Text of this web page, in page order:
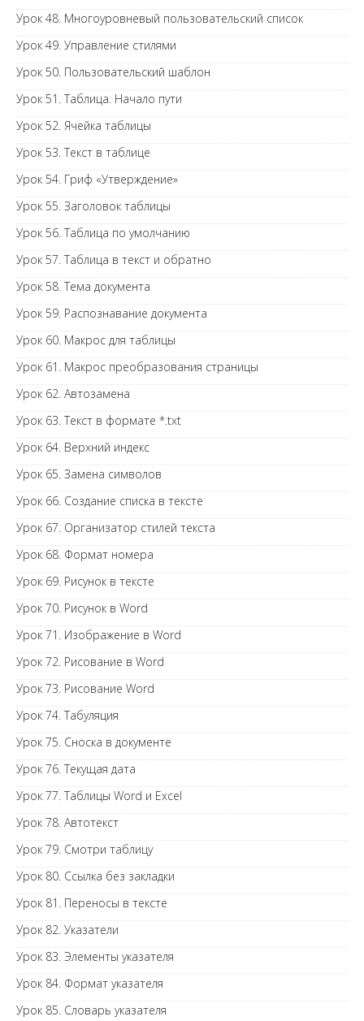
Урок 48. Многоуровневый пользовательский список
Урок 49. Управление стилями
Урок 50. Пользовательский шаблон
Урок 51. Таблица. Начало пути
Урок 52. Ячейка таблицы
Урок 53. Текст в таблице
Урок 54. Гриф «Утверждение»
Урок 55. Заголовок таблицы
Урок 56. Таблица по умолчанию
Урок 57. Таблица в текст и обратно
Урок 58. Тема документа
Урок 59. Распознавание документа
Урок 60. Макрос для таблицы
Урок 61. Макрос преобразования страницы
Урок 62. Автозамена
Урок 63. Текст в формате *.txt
Урок 64. Верхний индекс
Урок 65. Замена символов
Урок 66. Создание списка в тексте
Урок 67. Организатор стилей текста
Урок 68. Формат номера
Урок 69. Рисунок в тексте
Урок 70. Рисунок в Word
Урок 71. Изображение в Word
Урок 72. Рисование в Word
Урок 73. Рисование Word
Урок 74. Табуляция
Урок 75. Сноска в документе
Урок 76. Текущая дата
Урок 77. Таблицы Word и Excel
Урок 78. Автотекст
Урок 79. Смотри таблицу
Урок 80. Ссылка без закладки
Урок 81. Переносы в тексте
Урок 82. Указатели
Урок 83. Элементы указателя
Урок 84. Формат указателя
Урок 85. Словарь указателя